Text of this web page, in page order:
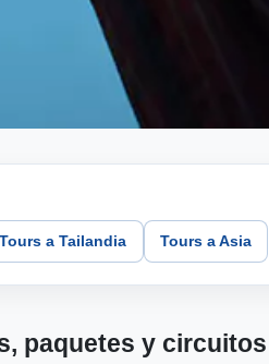
Tours a Tailandia Tours a Asia
paquetes y circuitos